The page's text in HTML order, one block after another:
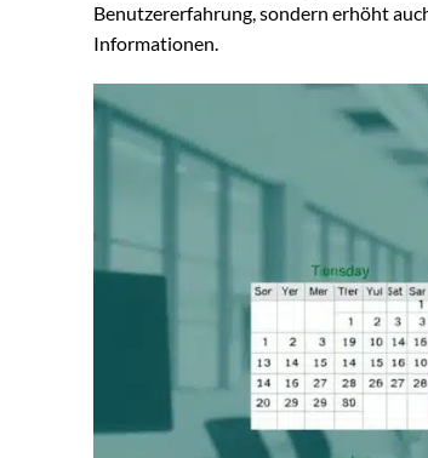
Benutzererfahrung, sondern erhöht
Informationen.